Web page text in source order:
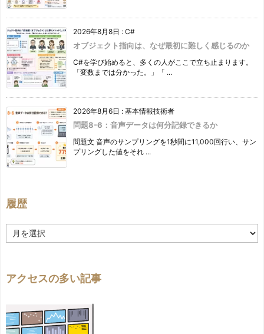
2026年8月8日 : C#
オブジェクト指向は、なぜ最初に難しく感じるのか
C#を学び始めると、多くの人がここで立ち止まります。
「変数までは分かった。」「 ...
2026年8月6日 : 基本情報技術者
問題8-6：音声データは何分記録できるか
問題文 音声のサンプリングを1秒間に11,000回行い、サン
プリングした値をそれ ...
履歴
歴
アクセスの多い記事